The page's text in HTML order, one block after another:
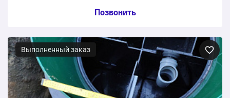
Пункт сметы / Ед. изм. / Цена
Септик, монтаж
1 шт. 170860 ₽
Общая стоимость: 170860 ₽
Позвонить
Выполненный заказ